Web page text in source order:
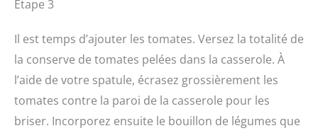
Étape 3
Il est temps d’ajouter les tomates. Versez la totalité de
la conserve de tomates pelées dans la casserole. À
l’aide de votre spatule, écrasez grossièrement les
tomates contre la paroi de la casserole pour les
briser. Incorporez ensuite le bouillon de légumes que